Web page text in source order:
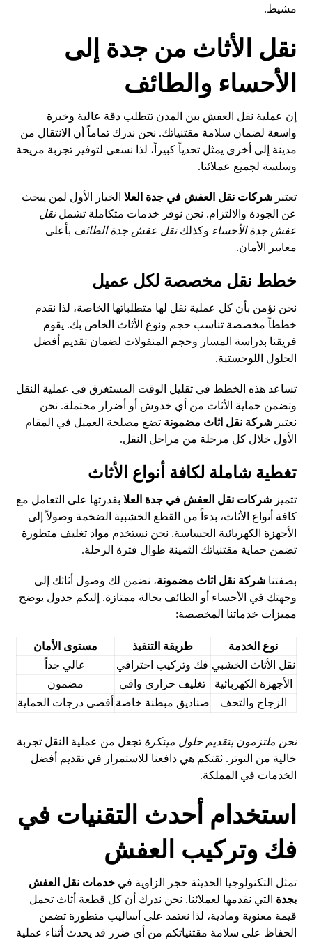
مشيط.
نقل الأثاث من جدة إلى
الأحساء والطائف
إن عملية نقل العفش بين المدن تتطلب دقة عالية وخبرة
واسعة لضمان سلامة مقتنياتك. نحن ندرك تماماً أن الانتقال من
مدينة إلى أخرى يمثل تحدياً كبيراً، لذا نسعى لتوفير تجربة مريحة
وسلسة لجميع عملائنا.
تعتبرشركات نقل العفش في جدة العلا الخيار الأول لمن يبحث
عن الجودة والالتزام. نحن نوفر خدمات متكاملة تشملنقل
عفش جدة الأحساء وكذلكنقل عفش جدة الطائف بأعلى
معايير الأمان.
خطط نقل مخصصة لكل عميل
نحن نؤمن بأن كل عملية نقل لها متطلباتها الخاصة، لذا نقدم
خططاً مخصصة تناسب حجم ونوع الأثاث الخاص بك. يقوم
فريقنا بدراسة المسار وحجم المنقولات لضمان تقديم أفضل
الحلول اللوجستية.
تساعد هذه الخطط في تقليل الوقت المستغرق في عملية النقل
وتضمن حماية الأثاث من أي خدوش أو أضرار محتملة. نحن
نعتبرشركة نقل اثاث مضمونة تضع مصلحة العميل في المقام
الأول خلال كل مرحلة من مراحل النقل.
تغطية شاملة لكافة أنواع الأثاث
تتميزشركات نقل العفش في جدة العلا بقدرتها على التعامل مع
كافة أنواع الأثاث، بدءاً من القطع الخشبية الضخمة وصولاً إلى
الأجهزة الكهربائية الحساسة. نحن نستخدم مواد تغليف متطورة
تضمن حماية مقتنياتك الثمينة طوال فترة الرحلة.
بصفتناشركة نقل اثاث مضمونة، نضمن لك وصول أثاثك إلى
وجهتك في الأحساء أو الطائف بحالة ممتازة. إليكم جدول يوضح
مميزات خدماتنا المخصصة:
نوع الخدمة طريقة التنفيذ
مستوى الأمان
نقل الأثاث الخشبي فك وتركيب احترافي
عالي جداً
الأجهزة الكهربائية
تغليف حراري واقي
مضمون
الزجاج والتحف
صناديق مبطنة خاصة أقصى درجات الحماية
نحن ملتزمون بتقديم حلول مبتكرة تجعل من عملية النقل تجربة
خالية من التوتر. ثقتكم هي دافعنا للاستمرار في تقديم أفضل
الخدمات في المملكة.
استخدام أحدث التقنيات في
فك وتركيب العفش
تمثل التكنولوجيا الحديثة حجر الزاوية فيخدمات نقل العفش
بجدة التي نقدمها لعملائنا. نحن ندرك أن كل قطعة أثاث تحمل
قيمة معنوية ومادية، لذا نعتمد على أساليب متطورة تضمن
الحفاظ على سلامة مقتنياتكم من أي ضرر قد يحدث أثناء عملية